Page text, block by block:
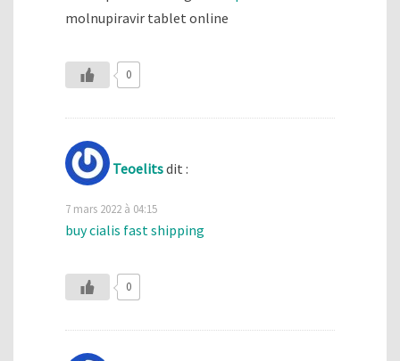
molnupiravir tablet online
0
Teoelitsdit :
7 mars 2022 à 04:15
buy cialis fast shipping
0